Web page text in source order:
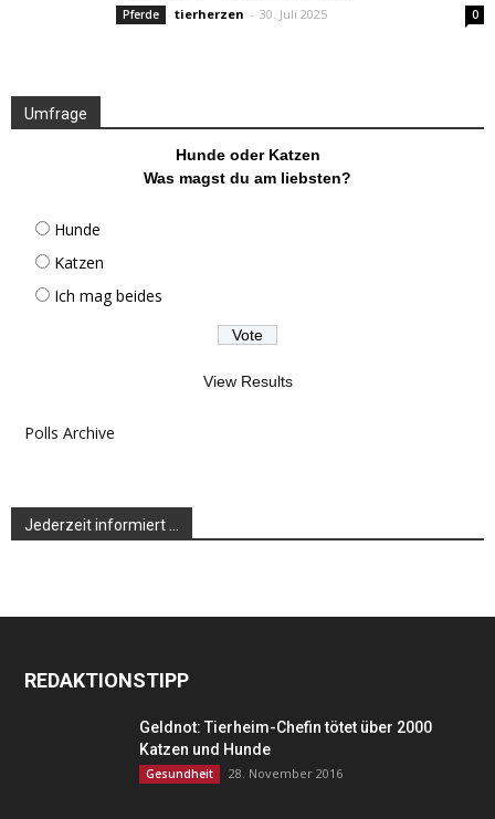
Pferde tierherzen - 30. Juli 2025 0
Umfrage
Hunde oder Katzen
Was magst du am liebsten?
Hunde
Katzen
Ich mag beides
View Results
Polls Archive
Jederzeit informiert …
REDAKTIONSTIPP
Geldnot: Tierheim-Chefin tötet über 2000
Katzen und Hunde
Gesundheit 28. November 2016